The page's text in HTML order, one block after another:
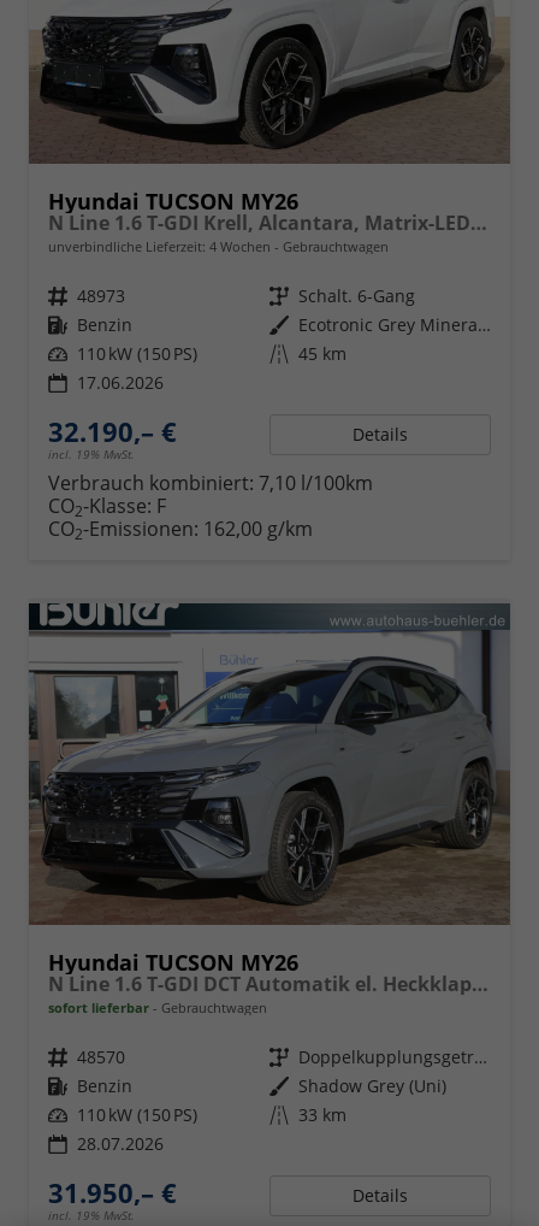
Hyundai TUCSON MY26
N Line 1.6 T-GDI Krell, Alcantara, Matrix-LED-Scheinwerfer
unverbindliche Lieferzeit: 4 Wochen Gebrauchtwagen
Fahrzeugnr. 48973 Getriebe Schalt. 6-Gang
Kraftstoff Benzin Außenfarbe
Ecotronic Grey Mineraleffekt
Leistung 110 kW (150 PS) Kilometerstand 45 km
17.06.2026
32.190,– €
incl. 19% MwSt.
Details
Verbrauch kombiniert: 7,10 l/100km
CO2-Klasse: F
CO2-Emissionen: 162,00 g/km
Hyundai TUCSON MY26
N Line 1.6 T-GDI DCT Automatik el. Heckklappe, Navigation, Sitzheizung, Totwinkelwarner
sofort lieferbar Gebrauchtwagen
Fahrzeugnr. 48570 Getriebe
Doppelkupplungsgetriebe (DSG)
Kraftstoff Benzin Außenfarbe Shadow Grey (Uni)
Leistung 110 kW (150 PS) Kilometerstand 33 km
28.07.2026
31.950,– €
incl. 19% MwSt.
Details